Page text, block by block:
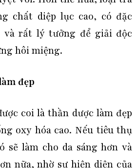
chất diệp lục cao, có đặc
và rất lý tưởng để giải độc
hôi miệng.
đẹp
coi là thần dược làm đẹp
oxy hóa cao. Nếu tiêu thụ
sẽ làm cho da sáng hơn và
nữa, nhờ sự hiện diện của